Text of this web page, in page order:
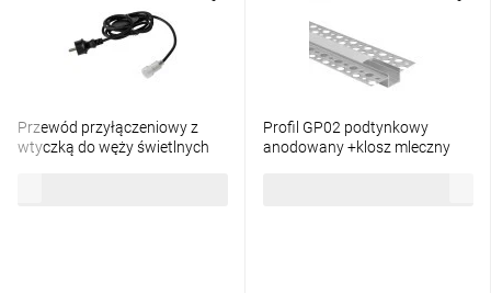
Przewód przyłączeniowy z
wtyczką do węży świetlnych
Profil GP02 podtynkowy
anodowany +klosz mleczny